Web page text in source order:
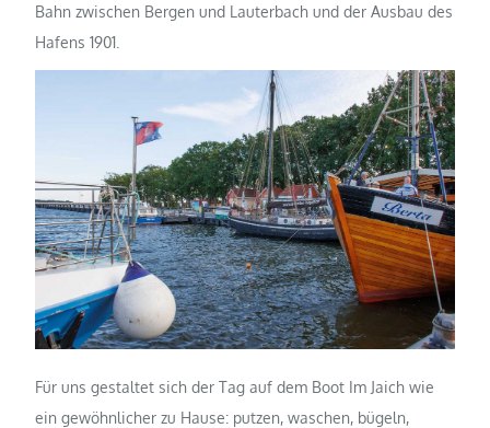
Bahn zwischen Bergen und Lauterbach und der Ausbau des
Hafens 1901.
Für uns gestaltet sich der Tag auf dem Boot Im Jaich wie
ein gewöhnlicher zu Hause: putzen, waschen, bügeln,